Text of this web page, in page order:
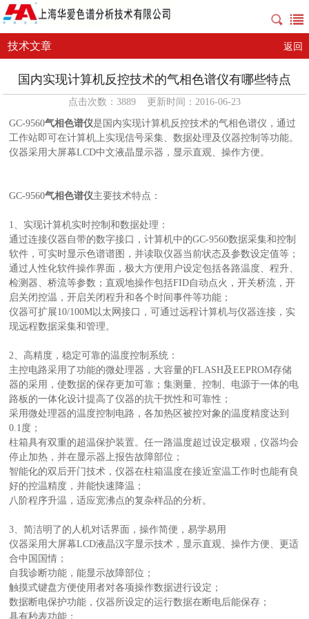
技术文章 返回
国内实现计算机反控技术的气相色谱仪有哪些特点
点击次数：3889 更新时间：2016-06-23
GC-9560气相色谱仪是国内实现计算机反控技术的气相色谱仪，通过
工作站即可在计算机上实现信号采集、数据处理及仪器控制等功能。
仪器采用大屏幕LCD中文液晶显示器，显示直观、操作方便。
GC-9560气相色谱仪主要技术特点：
1、实现计算机实时控制和数据处理：
通过连接仪器自带的数字接口，计算机中的GC-9560数据采集和控制
软件，可实时显示色谱谱图，并读取仪器当前状态及参数设定值等；
通过人性化软件操作界面，极大方便用户设定包括各路温度、程升、
检测器、桥流等参数；直观地操作包括FID自动点火，开关桥流，开
启关闭控温，开启关闭程升和各个时间事件等功能；
仪器可扩展10/100M以太网接口，可通过远程计算机与仪器连接，实
现远程数据采集和管理。
2、高精度，稳定可靠的温度控制系统：
主控电路采用了功能的微处理器，大容量的FLASH及EEPROM存储
器的采用，使数据的保存更加可靠；集测量、控制、电源于一体的电
路板的一体化设计提高了仪器的抗干扰性和可靠性；
采用微处理器的温度控制电路，各加热区被控对象的温度精度达到
0.1度；
柱箱具有双重的超温保护装置。任一路温度超过设定极艰，仪器均会
停止加热，并在显示器上报告故障部位；
智能化的双后开门技术，仪器在柱箱温度在接近室温工作时也能有良
好的控温精度，并能快速降温；
八阶程序升温，适应宽沸点的复杂样品的分析。
3、简洁明了的人机对话界面，操作简便，易学易用
仪器采用大屏幕LCD液晶汉字显示技术，显示直观、操作方便、更适
合中国国情；
自我诊断功能，能显示故障部位；
触摸式键盘方便使用者对各项操作数据进行设定；
数据断电保护功能，仪器所设定的运行数据在断电后能保存；
具有秒表功能；